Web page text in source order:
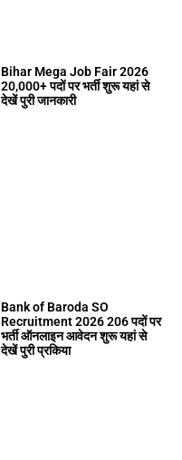
Bihar Mega Job Fair 2026
20,000+ पदों पर भर्ती शुरू यहां से
देखें पुरी जानकारी
Bank of Baroda SO
Recruitment 2026 206 पदों पर
भर्ती ऑनलाइन आवेदन शुरू यहां से
देखें पुरी प्रकिया